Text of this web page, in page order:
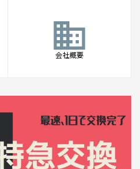
business
会社概要